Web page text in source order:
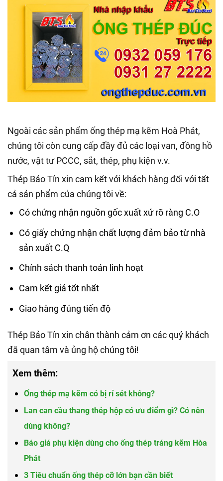
Ngoài các sản phẩm ống thép mạ kẽm Hoà Phát,
chúng tôi còn cung cấp đầy đủ các loại van, đồng hồ
nước, vật tư PCCC, sắt, thép, phụ kiện v.v.
Thép Bảo Tín xin cam kết với khách hàng đối với tất
cả sản phẩm của chúng tôi về:
Có chứng nhận nguồn gốc xuất xứ rõ ràng C.O
Có giấy chứng nhận chất lượng đảm bảo từ nhà
sản xuất C.Q
Chính sách thanh toán linh hoạt
Cam kết giá tốt nhất
Giao hàng đúng tiến độ
Thép Bảo Tín xin chân thành cảm ơn các quý khách
đã quan tâm và ủng hộ chúng tôi!
Xem thêm:
Ống thép mạ kẽm có bị rỉ sét không?
Lan can cầu thang thép hộp có ưu điểm gì? Có nên
dùng không?
Báo giá phụ kiện dùng cho ống thép tráng kẽm Hòa
Phát
3 Tiêu chuẩn ống thép cỡ lớn bạn cần biết